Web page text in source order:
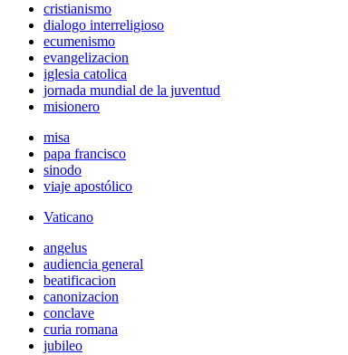
cristianismo
dialogo interreligioso
ecumenismo
evangelizacion
iglesia catolica
jornada mundial de la juventud
misionero
misa
papa francisco
sinodo
viaje apostólico
Vaticano
angelus
audiencia general
beatificacion
canonizacion
conclave
curia romana
jubileo